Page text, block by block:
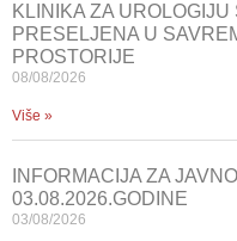
KLINIKA ZA
PRESELJENA U
PROSTORIJE
08/08/2026
Više »
INFORMACIJA ZA
03.08.2026.GODINE
03/08/2026